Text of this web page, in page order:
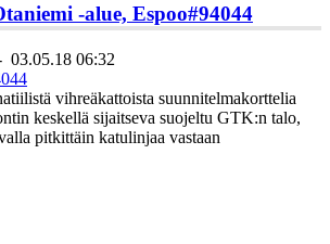
-alue, Espoo#94044
03.05.18 06:32
vihreäkattoista suunnitelmakorttelia
keskellä sijaitseva suojeltu GTK:n talo,
pitkittäin katulinjaa vastaan